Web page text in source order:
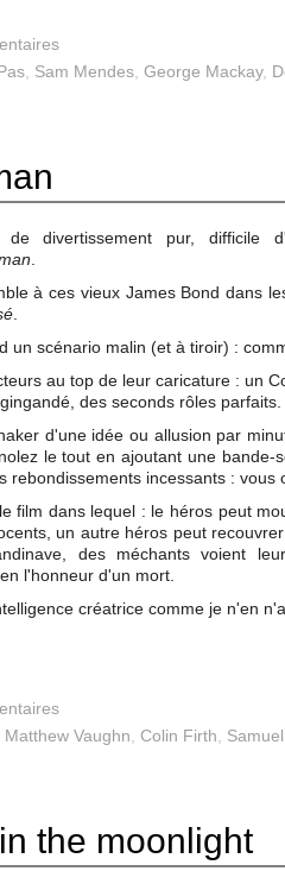
Sam Mendes George Mackay,
de divertissement pur, difficile
à ces vieux James Bond dans
un scénario malin (et à tiroir) :
au top de leur caricature : un
des seconds rôles
d'une idée ou allusion par
le tout en ajoutant une
rebondissements incessants : vous
film dans lequel : le héros peut
un autre héros peut
des méchants voient
l'honneur d'un mort.
créatrice comme je n'en
Matthew Vaughn Colin Firth
the moonlight